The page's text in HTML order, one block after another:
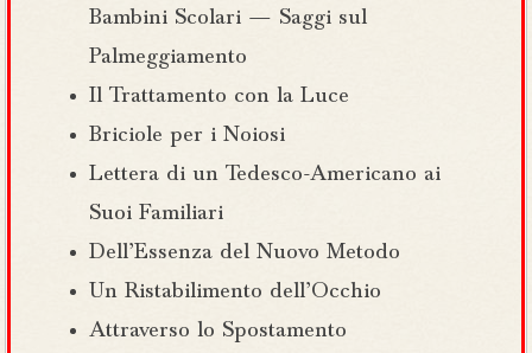
Bambini Scolari — Saggi sul
Palmeggiamento
Il Trattamento con la Luce
Briciole per i Noiosi
Lettera di un Tedesco-Americano ai
Suoi Familiari
Dell’Essenza del Nuovo Metodo
Un Ristabilimento dell’Occhio
Attraverso lo Spostamento